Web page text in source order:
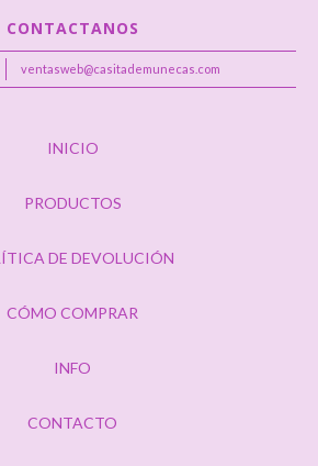
CONTACTANOS
ventasweb@casitademunecas.com
INICIO
PRODUCTOS
DE DEVOLUCIÓN
CÓMO COMPRAR
INFO
CONTACTO